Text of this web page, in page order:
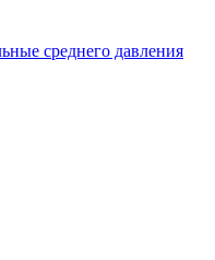
среднего давления